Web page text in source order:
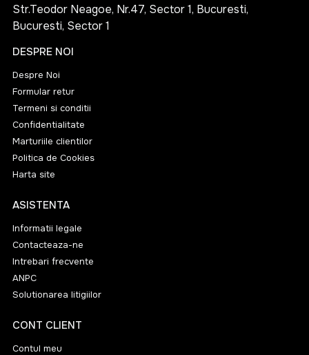
și autentice în cocktailuri, dar sunt și perfecte pentru a
fi savurate simple, oferind o experiență de degustare de
neuitat. Brandul Saber Elyzia continuă să impresioneze
rămânând fidel tradiției și inovației deopotrivă.
Str.Teodor Neagoe, Nr.47, Sector 1, Bucuresti,
Bucuresti, Sector 1
DESPRE NOI
Despre Noi
Formular retur
Termeni si conditii
Confidentialitate
Marturiile clientilor
Politica de Cookies
Harta site
ASISTENTA
Informatii legale
Contacteaza-ne
Intrebari frecvente
ANPC
Solutionarea litigiilor
CONT CLIENT
Contul meu